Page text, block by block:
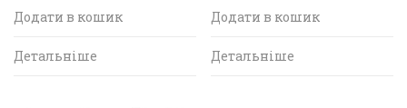
Додати в кошик
Детальніше
Додати в кошик
Детальніше